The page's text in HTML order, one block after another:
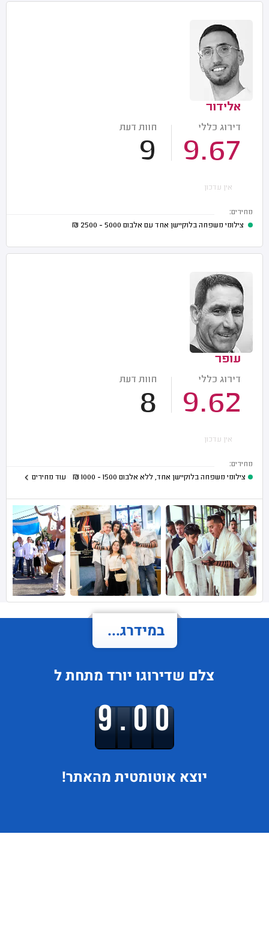
אלידור
דירוג כללי
9.67
חוות דעת
9
אין עדכון
מחירים:
צילומי משפחה בלוקיישן אחד עם אלבום 5000 - 2500
₪
עופר
דירוג כללי
9.62
חוות דעת
8
אין עדכון
מחירים:
צילומי משפחה בלוקיישן אחד, ללא אלבום 1500 - 1000
₪ עוד מחירים
במידרג...
צלם שדירוגו יורד מתחת ל
9.00
יוצא אוטומטית מהאתר!